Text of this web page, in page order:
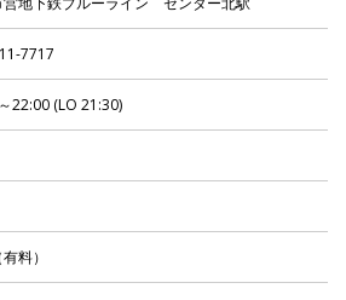
ラリー
質問 IRお問い合わせ
Recruit
7717
22:00 (LO 21:30)
料）